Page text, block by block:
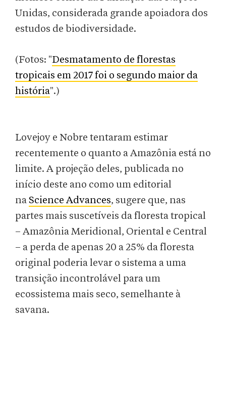
Unidas, considerada grande apoiadora dos
estudos de biodiversidade.
(Fotos: "Desmatamento de florestas
tropicais em 2017 foi o segundo maior da
história".)
Lovejoy e Nobre tentaram estimar
recentemente o quanto a Amazônia está no
limite. A projeção deles, publicada no
início deste ano como um editorial
na Science Advances, sugere que, nas
partes mais suscetíveis da floresta tropical
– Amazônia Meridional, Oriental e Central
– a perda de apenas 20 a 25% da floresta
original poderia levar o sistema a uma
transição incontrolável para um
ecossistema mais seco, semelhante à
savana.